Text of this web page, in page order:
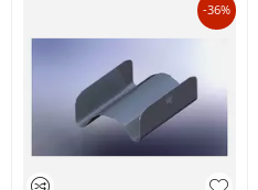
-36%